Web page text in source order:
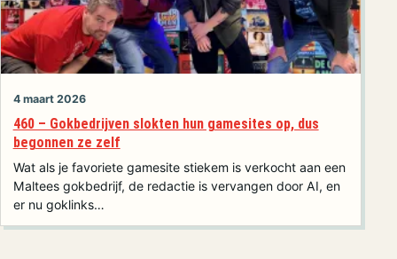
4 maart 2026
460 – Gokbedrijven slokten hun gamesites op, dus
begonnen ze zelf
Wat als je favoriete gamesite stiekem is verkocht aan een
Maltees gokbedrijf, de redactie is vervangen door AI, en
er nu goklinks…